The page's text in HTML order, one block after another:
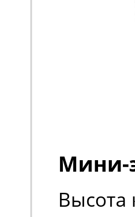
Мини-
Высота